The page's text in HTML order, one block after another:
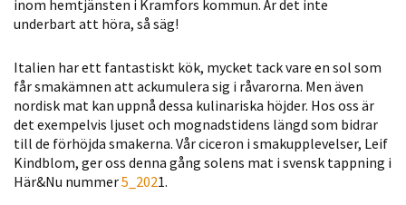
inom hemtjänsten i Kramfors kommun. Är det inte
underbart att höra, så säg!
Italien har ett fantastiskt kök, mycket tack vare en sol som
får smakämnen att ackumulera sig i råvarorna. Men även
nordisk mat kan uppnå dessa kulinariska höjder. Hos oss är
det exempelvis ljuset och mognadstidens längd som bidrar
till de förhöjda smakerna. Vår ciceron i smakupplevelser, Leif
Kindblom, ger oss denna gång solens mat i svensk tappning i
Här&Nu nummer5_2021.
baserat på
hur hemsidan
används.